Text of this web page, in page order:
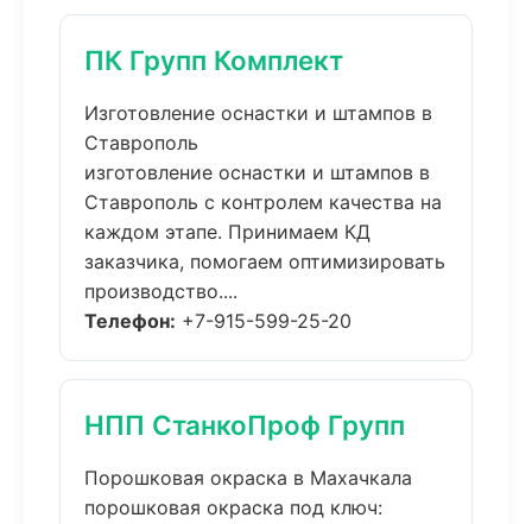
ПК Групп Комплект
Изготовление оснастки и штампов в
Ставрополь
изготовление оснастки и штампов в
Ставрополь с контролем качества на
каждом этапе. Принимаем КД
заказчика, помогаем оптимизировать
производство....
Телефон: +7-915-599-25-20
НПП СтанкоПроф Групп
Порошковая окраска в Махачкала
порошковая окраска под ключ: